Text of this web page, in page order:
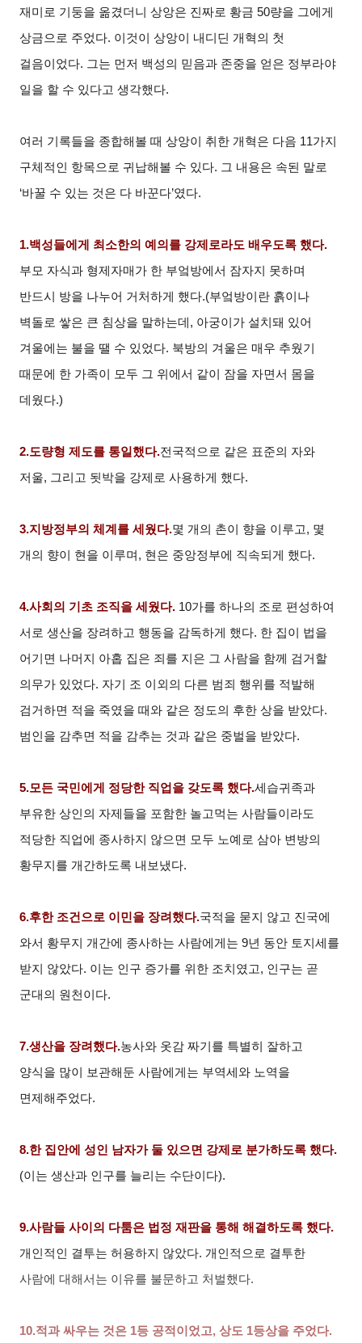
재미로 기둥을 옮겼더니 상앙은 진짜로 황금 50량을 그에게
상금으로 주었다. 이것이 상앙이 내디딘 개혁의 첫
걸음이었다. 그는 먼저 백성의 믿음과 존중을 얻은 정부라야
일을 할 수 있다고 생각했다.
여러 기록들을 종합해볼 때 상앙이 취한 개혁은 다음 11가지
구체적인 항목으로 귀납해볼 수 있다. 그 내용은 속된 말로
‘바꿀 수 있는 것은 다 바꾼다’였다.
1.백성들에게 최소한의 예의를 강제로라도 배우도록 했다.
부모 자식과 형제자매가 한 부엌방에서 잠자지 못하며
반드시 방을 나누어 거처하게 했다.(부엌방이란 흙이나
벽돌로 쌓은 큰 침상을 말하는데, 아궁이가 설치돼 있어
겨울에는 불을 땔 수 있었다. 북방의 겨울은 매우 추웠기
때문에 한 가족이 모두 그 위에서 같이 잠을 자면서 몸을
데웠다.)
2.도량형 제도를 통일했다.전국적으로 같은 표준의 자와
저울, 그리고 됫박을 강제로 사용하게 했다.
3.지방정부의 체계를 세웠다.몇 개의 촌이 향을 이루고, 몇
개의 향이 현을 이루며, 현은 중앙정부에 직속되게 했다.
4.사회의 기초 조직을 세웠다. 10가를 하나의 조로 편성하여
서로 생산을 장려하고 행동을 감독하게 했다. 한 집이 법을
어기면 나머지 아홉 집은 죄를 지은 그 사람을 함께 검거할
의무가 있었다. 자기 조 이외의 다른 범죄 행위를 적발해
검거하면 적을 죽였을 때와 같은 정도의 후한 상을 받았다.
범인을 감추면 적을 감추는 것과 같은 중벌을 받았다.
5.모든 국민에게 정당한 직업을 갖도록 했다.세습귀족과
부유한 상인의 자제들을 포함한 놀고먹는 사람들이라도
적당한 직업에 종사하지 않으면 모두 노예로 삼아 변방의
황무지를 개간하도록 내보냈다.
6.후한 조건으로 이민을 장려했다.국적을 묻지 않고 진국에
와서 황무지 개간에 종사하는 사람에게는 9년 동안 토지세를
받지 않았다. 이는 인구 증가를 위한 조치였고, 인구는 곧
군대의 원천이다.
7.생산을 장려했다.농사와 옷감 짜기를 특별히 잘하고
양식을 많이 보관해둔 사람에게는 부역세와 노역을
면제해주었다.
8.한 집안에 성인 남자가 둘 있으면 강제로 분가하도록 했다.
(이는 생산과 인구를 늘리는 수단이다).
9.사람들 사이의 다툼은 법정 재판을 통해 해결하도록 했다.
개인적인 결투는 허용하지 않았다. 개인적으로 결투한
사람에 대해서는 이유를 불문하고 처벌했다.
10.적과 싸우는 것은 1등 공적이었고, 상도 1등상을 주었다.